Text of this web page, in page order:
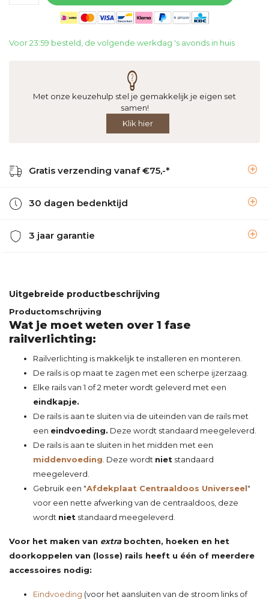
Voor 23:59 besteld, de volgende werkdag 's avonds in huis
Met onze keuzehulp stel je gemakkelijk je eigen set
samen!
Klik hier
Gratis verzending vanaf €75,-*
30 dagen bedenktijd
3 jaar garantie
Uitgebreide productbeschrijving
Productomschrijving
Wat je moet weten over 1 fase
railverlichting:
Railverlichting is makkelijk te installeren en monteren.
De rails is op maat te zagen met een scherpe ijzerzaag.
Elke rails van 1 of 2 meter wordt geleverd met een
eindkapje.
De rails is aan te sluiten via de uiteinden van de rails met
een eindvoeding. Deze wordt standaard meegeleverd.
De rails is aan te sluiten in het midden met een
middenvoeding . Deze wordt niet standaard
meegeleverd.
Gebruik een "Afdekplaat Centraaldoos Universeel"
voor een nette afwerking van de centraaldoos, deze
wordt niet standaard meegeleverd.
Voor het maken van extrabochten, hoeken en het
doorkoppelen van (losse) rails heeft u één of meerdere
accessoires nodig:
Eindvoeding (voor het aansluiten van de stroom links of